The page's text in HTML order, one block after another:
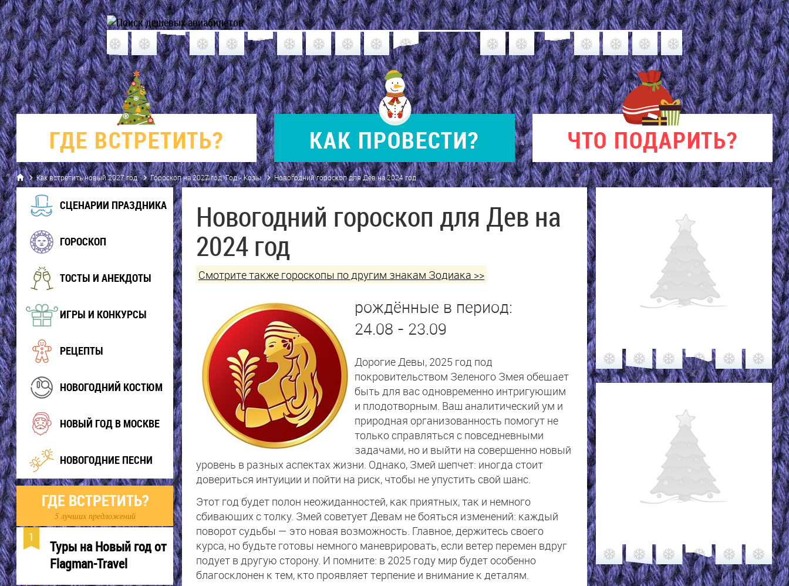
ГДЕ ВСТРЕТИТЬ? КАК ПРОВЕСТИ? ЧТО ПОДАРИТЬ?
Как встретить новый 2027 год Гороскоп на 2027 год. Год - Козы Новогодний гороскоп для Дев на 2024 год
СЦЕНАРИИ ПРАЗДНИКА
ГОРОСКОП
ТОСТЫ И АНЕКДОТЫ
ИГРЫ И КОНКУРСЫ
РЕЦЕПТЫ
НОВОГОДНИЙ КОСТЮМ
НОВЫЙ ГОД В МОСКВЕ
НОВОГОДНИЕ ПЕСНИ
ГДЕ ВСТРЕТИТЬ?
5 лучших предложений
Туры на Новый год от
Flagman-Travel
Новогодний гороскоп для Дев на
2024 год
Смотрите также гороскопы по другим знакам Зодиака >>
рождённые в период:
24.08 - 23.09
Дорогие Девы, 2025 год под
покровительством Зеленого Змея обещает
быть для вас одновременно интригующим
и плодотворным. Ваш аналитический ум и
природная организованность помогут не
только справляться с повседневными
задачами, но и выйти на совершенно новый
уровень в разных аспектах жизни. Однако, Змей шепчет: иногда стоит
довериться интуиции и пойти на риск, чтобы не упустить свой шанс.
Этот год будет полон неожиданностей, как приятных, так и немного
сбивающих с толку. Змей советует Девам не бояться изменений: каждый
поворот судьбы — это новая возможность. Главное, держитесь своего
курса, но будьте готовы немного маневрировать, если ветер перемен вдруг
подует в другую сторону. И помните: в 2025 году мир будет особенно
благосклонен к тем, кто проявляет терпение и внимание к деталям.